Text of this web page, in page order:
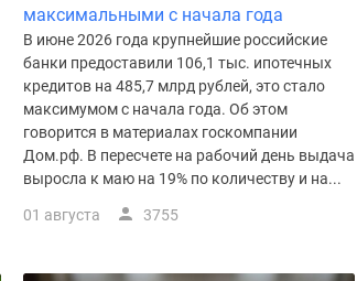
максимальными с начала года
В июне 2026 года крупнейшие российские
банки предоставили 106,1 тыс. ипотечных
кредитов на 485,7 млрд рублей, это стало
максимумом с начала года. Об этом
говорится в материалах госкомпании
Дом.рф. В пересчете на рабочий день выдача
выросла к маю на 19% по количеству и на...
01 августа 3755